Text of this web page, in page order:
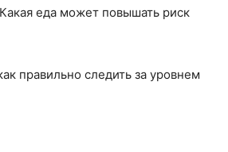
еда может повышать риск
правильно следить за уровнем